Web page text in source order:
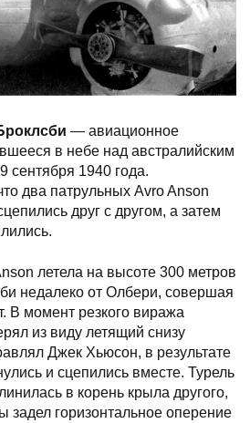
— авиационное
в небе над австралийским
сентября 1940 года.
два патрульных Avro Anson
друг с другом, а затем
летела на высоте 300 метров
недалеко от Олбери, совершая
В момент резкого виража
из виду летящий снизу
Джек Хьюсон, в результате
и сцепились вместе. Турель
в корень крыла другого,
задел горизонтальное оперение